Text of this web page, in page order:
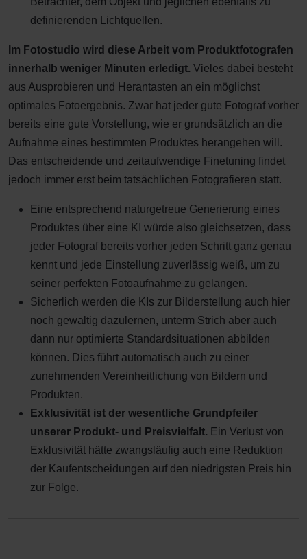
definierenden Lichtquellen.
Im Fotostudio wird diese Arbeit vom Produktfotografen
innerhalb weniger Minuten erledigt. Vieles dabei besteht
aus Ausprobieren und Herantasten an ein möglichst
optimales Fotoergebnis. Zwar hat jeder gute Fotograf vorher
bereits eine gute Vorstellung, wie er grundsätzlich an die
Aufnahme eines bestimmten Produktes herangehen will.
Das entscheidende und zeitaufwendige Finetuning findet
jedoch immer erst beim tatsächlichen Fotografieren statt.
Eine entsprechend naturgetreue Generierung eines
Produktes über eine KI würde also gleichsetzen, dass
jeder Fotograf bereits vorher jeden Schritt ganz genau
kennt und jede Einstellung zuverlässig weiß, um zu
seiner perfekten Fotoaufnahme zu gelangen.
Sicherlich werden die KIs zur Bilderstellung auch hier
noch gewaltig dazulernen, unterm Strich aber auch
dann nur optimierte Standardsituationen abbilden
können. Dies führt automatisch auch zu einer
zunehmenden Vereinheitlichung von Bildern und
Produkten.
Exklusivität ist der wesentliche Grundpfeiler
unserer Produkt- und Preisvielfalt. Ein Verlust von
Exklusivität hätte zwangsläufig auch eine Reduktion
der Kaufentscheidungen auf den niedrigsten Preis hin
zur Folge.